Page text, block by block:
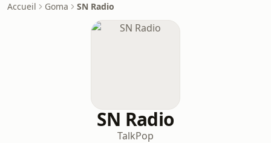
Accueil Goma SN Radio
SN Radio
TalkPop